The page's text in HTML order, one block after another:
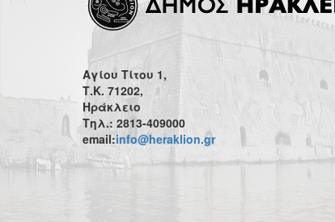
Αγίου Τίτου 1,
Τ.Κ. 71202,
Ηράκλειο
Τηλ.: 2813-409000
email:info@heraklion.gr